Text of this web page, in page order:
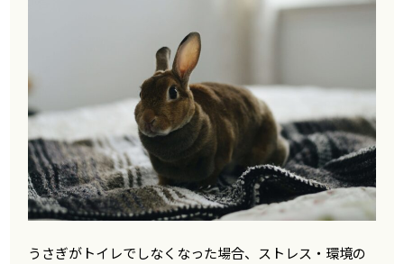
うさぎがトイレでしなくなった場合、ストレス・環境の